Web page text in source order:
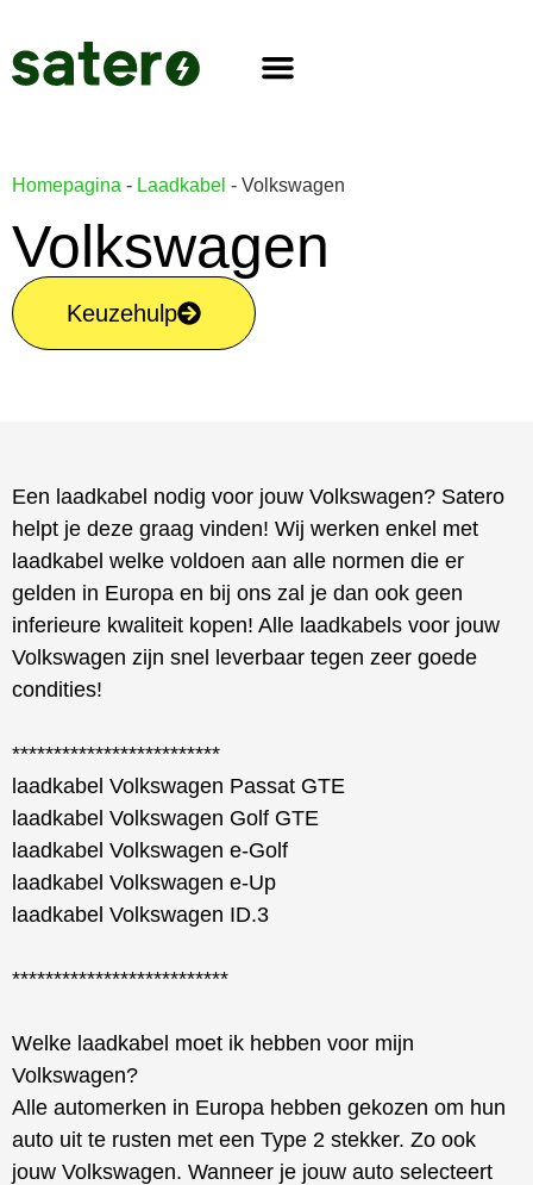
Homepagina - Laadkabel - Volkswagen
Volkswagen
Keuzehulp
Een laadkabel nodig voor jouw Volkswagen? Satero
helpt je deze graag vinden! Wij werken enkel met
laadkabel welke voldoen aan alle normen die er
gelden in Europa en bij ons zal je dan ook geen
inferieure kwaliteit kopen! Alle laadkabels voor jouw
Volkswagen zijn snel leverbaar tegen zeer goede
condities!
*************************
laadkabel Volkswagen Passat GTE
laadkabel Volkswagen Golf GTE
laadkabel Volkswagen e-Golf
laadkabel Volkswagen e-Up
laadkabel Volkswagen ID.3
**************************
Welke laadkabel moet ik hebben voor mijn
Volkswagen?
Alle automerken in Europa hebben gekozen om hun
auto uit te rusten met een Type 2 stekker. Zo ook
jouw Volkswagen. Wanneer je jouw auto selecteert